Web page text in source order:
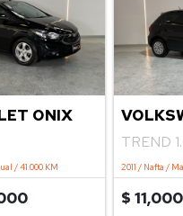
ONIX
/ 41.000 KM
TREND
2011 / Nafta /
$